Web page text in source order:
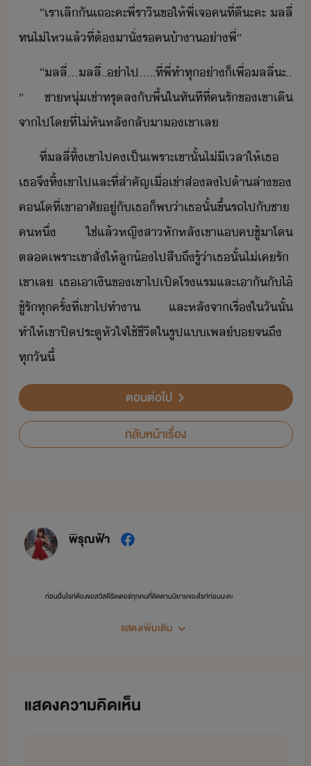
“​เรา​เลิั​เถะ​คะ​พี่​ราิ​ขให้​พี่​เจ​คที​่​ีะ​คะ​ ​ล​ลี่​
ทไ่ไห​แล้​ที่​ต้​าั​่​รค​​้า​า​่า​พี่​”
“​ล​ลี่​...​ล​ลี่​..​่า​ไป​.....​ที่​พี่​ทำ​ทุ่า​็​เพื่ล​ลี่​ะ​..​
”​ ​ชาหุ่​เข่า​ทรุ​ล​ั​พื้​ใทัที​ที่​ครั​ข​เขา​เิ​
จาไป​โที่​ไ่​หัหลั​ลัา​​เขา​เล
ที่​ล​ลี่​ทิ้​เขา​ไป​ค​เป็​เพราะ​เขา​ั้​ไ่ีเลา​ให้​เธ​ ​
เธ​จึ​ทิ้​เขา​ไป​และ​ที่​สำคัญ​เื่​เข่า​ส่​ล​ไป​้าล่า​ข​
คโ​ที่​เขา​าศั​ู่​ั​เธ​็​พ​่า​เธ​ั้​ขึ้รถ​ไป​ั​ชา​
ค​หึ่​ ​ใช่​แล้​หญิสา​หัหลั​เขา​แ​คชู้​า​โ​
ตล​เพราะ​เขา​สั่​ให้​ลู้​ไป​สื​ถึ​รู้​่า​เธ​ั้​ไ่เค​รั​
เขา​เล​ ​เธ​เา​เิ​ข​เขา​ไป​เปิ​โรแร​และ​เา​ั​ั​ไ้​
ชู้รั​ทุครั้ที่​เขา​ไป​ทำา​ ​และ​หลัจา​เรื่​ใ​ัั้​
ทำให้​เขา​ปิประตู​หัใจ​ใช้ชีิต​ใ​รูปแ​เพล์​จถึ​
ทุัี้
ตอนต่อไป
กลับหน้าเรื่อง
พิรุณฟ้า
ก่อนอื่นไรท์ต้องขอสวัสดีรีดเดอร์ทุกคนที่ติดตามนิยายของไรท์ก่อนนะคะ
แสดงเพิ่มเติม
แสดงความคิดเห็น